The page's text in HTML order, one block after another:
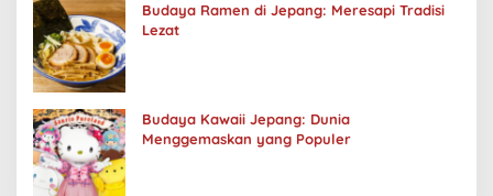
Budaya Ramen di Jepang: Meresapi Tradisi
Lezat
Budaya Kawaii Jepang: Dunia
Menggemaskan yang Populer